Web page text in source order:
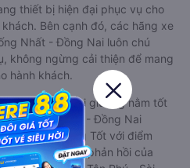
thiết bị hiện đại phục vụ cho
Bên cạnh đó, các hãng xe
Nhất - Đồng Nai luôn chú
không ngừng cải thiện để mang
hành khách.
Nhất - Đồng Nai giường nằm tốt
đi Thống Nhất - Đồng Nai
chất lượng Tốt với điểm
trên 10334 phản hồi của